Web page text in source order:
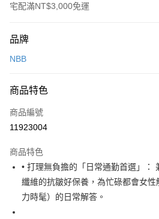
宅配滿NT$3,000免運
信用卡一次付款
黑貓宅急便
每筆NT$140，滿NT$3,000(含以上)免運
品牌
NBB
商品特色
商品編號
11923004
商品特色
• 打理無負擔的「日常通勤首選」：
纖維的抗皺好保養，為忙碌都會女
力時髦）的日常解答。